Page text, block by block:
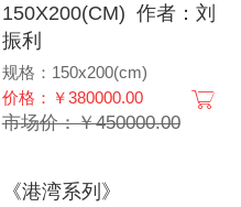
150X200(CM) 作者：刘
振利
规格：150x200(cm)
价格：￥380000.00
市场价：￥450000.00
《港湾系列》